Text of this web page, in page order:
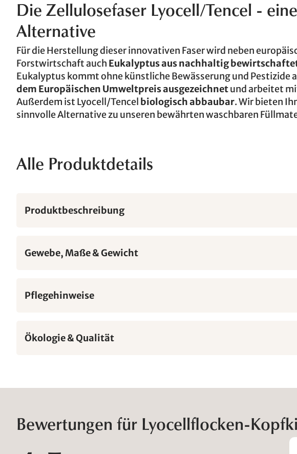
Die Zellulosefaser Lyocell/Tencel -
Alternative
Für die Herstellung dieser innovativen Faser wird neben
Forstwirtschaft auch Eukalyptus aus nachhaltig
Eukalyptus kommt ohne künstliche Bewässerung und Pestizide
dem Europäischen Umweltpreis ausgezeichnetund arbeitet
Außerdem ist Lyocell/Tencel biologisch abbaubar. Wir bieten
sinnvolle Alternative zu unseren bewährten waschbaren
Alle Produktdetails
Produktbeschreibung
Gewebe, Maße & Gewicht
Pflegehinweise
Ökologie & Qualität
Bewertungen für Lyocellflocken-